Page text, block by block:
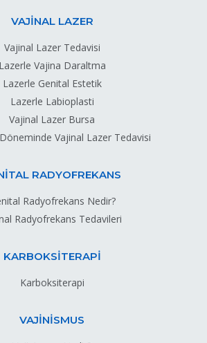
VAJİNAL LAZER
Vajinal Lazer Tedavisi
Lazerle Vajina Daraltma
Lazerle Genital Estetik
Lazerle Labioplasti
Vajinal Lazer Bursa
Vajinal Lazer Tedavisi
RADYOFREKANS
Radyofrekans Nedir?
Radyofrekans Tedavileri
KARBOKSİTERAPİ
Karboksiterapi
VAJİNİSMUS